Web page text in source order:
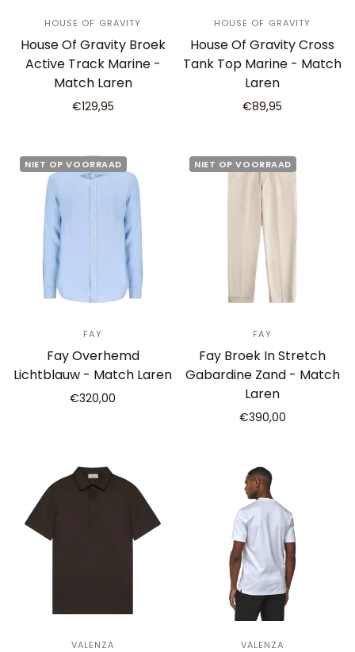
HOUSE OF GRAVITY
House Of Gravity Broek
Active Track Marine -
Match Laren
€129,95
HOUSE OF GRAVITY
House Of Gravity Cross
Tank Top Marine - Match
Laren
€89,95
NIET OP VOORRAAD
FAY
Fay Overhemd
Lichtblauw - Match Laren
€320,00
NIET OP VOORRAAD
FAY
Fay Broek In Stretch
Gabardine Zand - Match
Laren
€390,00
VALENZA VALENZA